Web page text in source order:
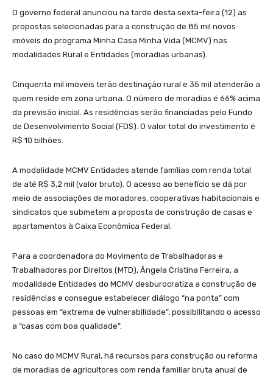
O governo federal anunciou na tarde desta sexta-feira (12) as
propostas selecionadas para a construção de 85 mil novos
imóveis do programa Minha Casa Minha Vida (MCMV) nas
modalidades Rural e Entidades (moradias urbanas).
Cinquenta mil imóveis terão destinação rural e 35 mil atenderão a
quem reside em zona urbana. O número de moradias é 66% acima
da previsão inicial. As residências serão financiadas pelo Fundo
de Desenvolvimento Social (FDS). O valor total do investimento é
R$ 10 bilhões.
A modalidade MCMV Entidades atende famílias com renda total
de até R$ 3,2 mil (valor bruto). O acesso ao benefício se dá por
meio de associações de moradores, cooperativas habitacionais e
sindicatos que submetem a proposta de construção de casas e
apartamentos à Caixa Econômica Federal.
Para a coordenadora do Movimento de Trabalhadoras e
Trabalhadores por Direitos (MTD), Ângela Cristina Ferreira, a
modalidade Entidades do MCMV desburocratiza a construção de
residências e consegue estabelecer diálogo “na ponta” com
pessoas em “extrema de vulnerabilidade”, possibilitando o acesso
a “casas com boa qualidade”.
No caso do MCMV Rural, há recursos para construção ou reforma
de moradias de agricultores com renda familiar bruta anual de